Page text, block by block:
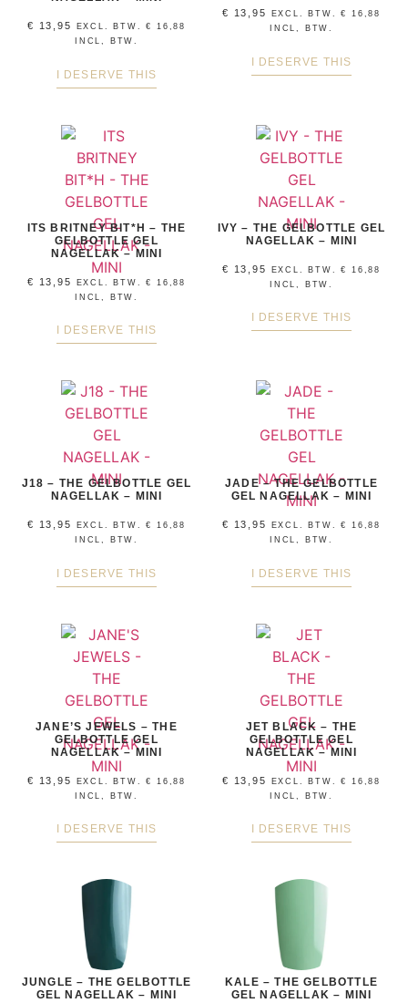
€ 13,95 EXCL. BTW.€
16,88
INCL, BTW.
I DESERVE THIS
€ 13,95 EXCL. BTW.€
16,88
INCL, BTW.
I DESERVE THIS
ITS BRITNEY BIT*H – THE
GELBOTTLE GEL
NAGELLAK – MINI
€ 13,95 EXCL. BTW.€
16,88
INCL, BTW.
I DESERVE THIS
IVY – THE GELBOTTLE GEL
NAGELLAK – MINI
€ 13,95 EXCL. BTW.€
16,88
INCL, BTW.
I DESERVE THIS
J18 – THE GELBOTTLE GEL
NAGELLAK – MINI
€ 13,95 EXCL. BTW.€
16,88
INCL, BTW.
I DESERVE THIS
JADE – THE GELBOTTLE
GEL NAGELLAK – MINI
€ 13,95 EXCL. BTW.€
16,88
INCL, BTW.
I DESERVE THIS
JANE’S JEWELS – THE
GELBOTTLE GEL
NAGELLAK – MINI
€ 13,95 EXCL. BTW.€
16,88
INCL, BTW.
I DESERVE THIS
JET BLACK – THE
GELBOTTLE GEL
NAGELLAK – MINI
€ 13,95 EXCL. BTW.€
16,88
INCL, BTW.
I DESERVE THIS
JUNGLE – THE GELBOTTLE
GEL NAGELLAK – MINI
KALE – THE GELBOTTLE
GEL NAGELLAK – MINI